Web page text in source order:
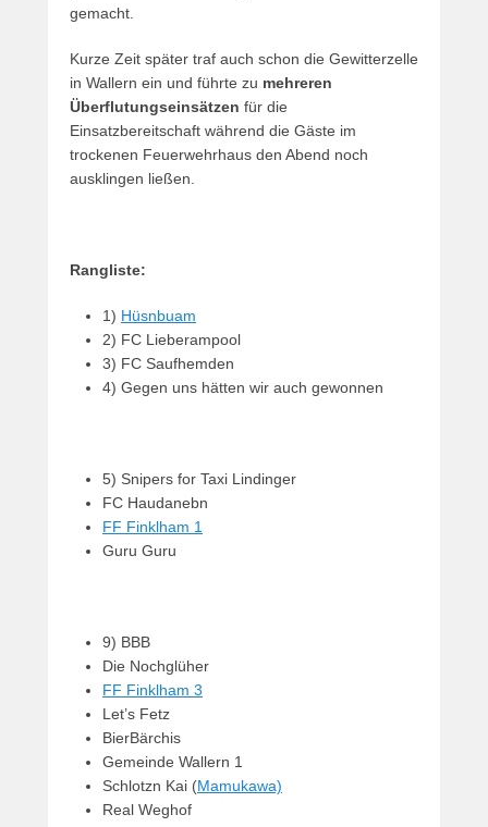
gemacht.
Kurze Zeit später traf auch schon die Gewitterzelle
in Wallern ein und führte zu mehreren
Überflutungseinsätzen für die
Einsatzbereitschaft während die Gäste im
trockenen Feuerwehrhaus den Abend noch
ausklingen ließen.
Rangliste:
1) Hüsnbuam
2) FC Lieberampool
3) FC Saufhemden
4) Gegen uns hätten wir auch gewonnen
5) Snipers for Taxi Lindinger
FC Haudanebn
FF Finklham 1
Guru Guru
9) BBB
Die Nochglüher
FF Finklham 3
Let’s Fetz
BierBärchis
Gemeinde Wallern 1
Schlotzn Kai (Mamukawa)
Real Weghof